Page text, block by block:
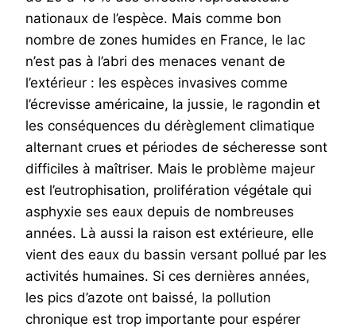
nationaux de l’espèce. Mais comme bon
nombre de zones humides en France, le lac
n’est pas à l’abri des menaces venant de
l’extérieur : les espèces invasives comme
l’écrevisse américaine, la jussie, le ragondin et
les conséquences du dérèglement climatique
alternant crues et périodes de sécheresse sont
difficiles à maîtriser. Mais le problème majeur
est l’eutrophisation, prolifération végétale qui
asphyxie ses eaux depuis de nombreuses
années. Là aussi la raison est extérieure, elle
vient des eaux du bassin versant pollué par les
activités humaines. Si ces dernières années,
les pics d’azote ont baissé, la pollution
chronique est trop importante pour espérer